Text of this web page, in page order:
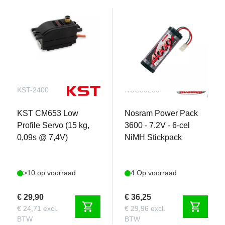
2WD-configuratie met achterwielaandrijving
Afgedichte achterversnellingsbak met intern
differentieel
Lichtgewicht polycarbonaat buggycarrosserie
540-formaat Torque Tuned elektromotor
(exportversie)
TBLE-02S elektronische snelheidsregelaar
(compatibel met borstelmotoren en borstelloze
motoren)
Achterbanden met pinnen voor tractie
Voorste groefbanden voor stuurprecisie
geïllustreerde instructies
Motor met afgestemd koppel
Elektronische snelheidsregelaar
KST-2400
KST CM653 Low
Profile Servo (15 kg,
0,09s @ 7,4V)
>10 op voorraad
€ 29,90
€ 24,71 excl.
BTW
shopping_cart
NOS99280
Nosram Power Pack
3600 - 7.2V - 6-cel
NiMH Stickpack
4 Op voorraad
€ 36,25
€ 29,96 excl.
BTW
shopping_cart